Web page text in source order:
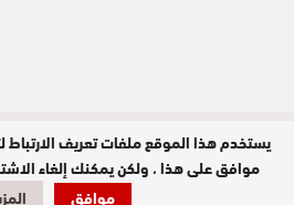
مدير النشر : عبد الله عزي / جميع الحقوق
محفوظة © 2026
تصميم وبرمجة
يستخدم هذا الموقع ملفات تعريف
موافق على هذا ، ولكن يمكنك إلغاء
موافق